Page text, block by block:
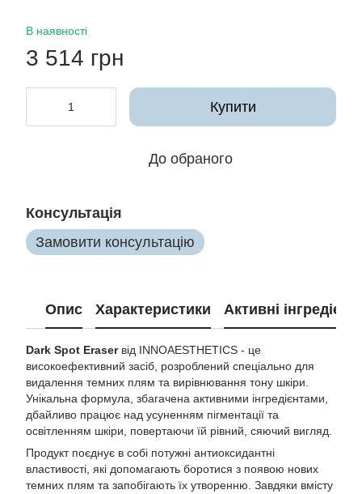
В наявності
3 514 грн
Купити
До обраного
Консультація
Замовити консультацію
Опис Характеристики Активні
Dark Spot Eraserвід INNOAESTHETICS - це
високоефективний засіб, розроблений спеціально для
видалення темних плям та вирівнювання тону шкіри.
Унікальна формула, збагачена активними інгредієнтами,
дбайливо працює над усуненням пігментації та
освітленням шкіри, повертаючи їй рівний, сяючий вигляд.
Продукт поєднує в собі потужні антиоксидантні
властивості, які допомагають боротися з появою нових
темних плям та запобігають їх утворенню. Завдяки вмісту